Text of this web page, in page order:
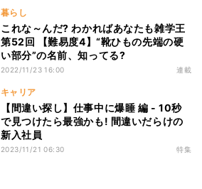
暮らし
これな～んだ? わかればあなたも雑学王
第52回 【難易度4】“靴ひもの先端の硬
い部分”の名前、知ってる?
2022/11/23 16:00 連載
キャリア
【間違い探し】仕事中に爆睡 編 - 10秒
で見つけたら最強かも! 間違いだらけの
新入社員
2023/11/21 06:30 特集